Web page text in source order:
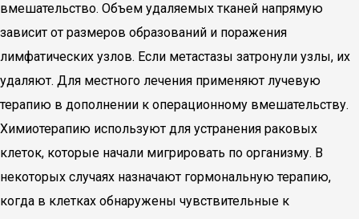
вмешательство. Объем удаляемых тканей напрямую
зависит от размеров образований и поражения
лимфатических узлов. Если метастазы затронули узлы, их
удаляют. Для местного лечения применяют лучевую
терапию в дополнении к операционному вмешательству.
Химиотерапию используют для устранения раковых
клеток, которые начали мигрировать по организму. В
некоторых случаях назначают гормональную терапию,
когда в клетках обнаружены чувствительные к